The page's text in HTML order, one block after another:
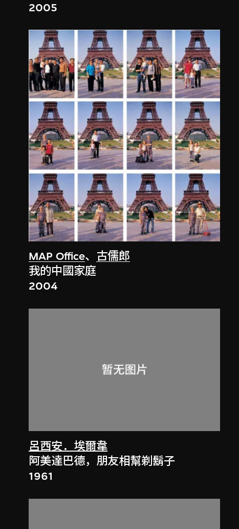
2005
MAP Office、 古儒郎
我的中國家庭
2004
呂西安．埃爾韋
阿美達巴德，朋友相幫剃鬍子
1961